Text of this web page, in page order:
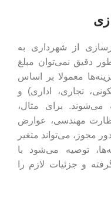
از شهرداری به
دقیق نمی‌توان مبلغ
معمولا بر اساس
تجاری، اداری) و
می‌شوند. برای مثال،
مهندسی، عوارض
مجوز، می‌تواند متغیر
توصیه می‌شود با
و جزئیات لازم را